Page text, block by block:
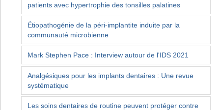
patients avec hypertrophie des tonsilles palatines
Étiopathogénie de la péri-implantite induite par la
communauté microbienne
Mark Stephen Pace : Interview autour de l'IDS 2021
Analgésiques pour les implants dentaires : Une revue
systématique
Les soins dentaires de routine peuvent protéger contre